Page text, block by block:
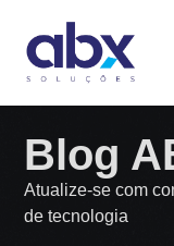
Blog
Atualize-se com
de tecnologia